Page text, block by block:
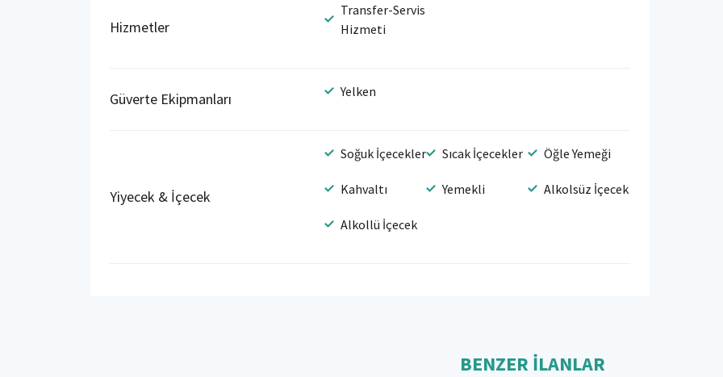
Hizmetler
Transfer-Servis
Hizmeti
Güverte Ekipmanları Yelken
Yiyecek & İçecek
Soğuk İçecekler Sıcak İçecekler Öğle Yemeği
Kahvaltı Yemekli Alkolsüz İçecek
Alkollü İçecek
BENZER İLANLAR